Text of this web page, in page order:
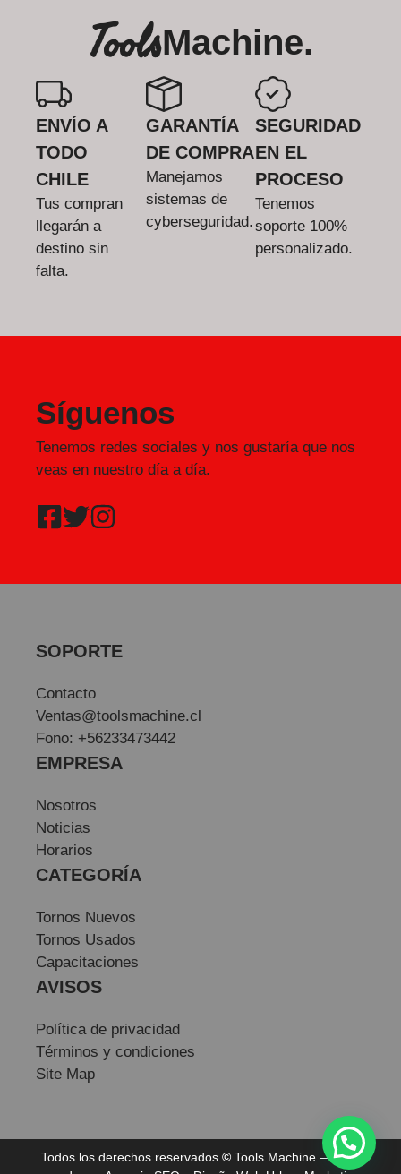
ToolsMachine.
ENVÍO A
TODO
CHILE
Tus compran
llegarán a
destino sin
falta.
GARANTÍA
DE COMPRA
Manejamos
sistemas de
cyberseguridad.
SEGURIDAD
EN EL
PROCESO
Tenemos
soporte 100%
personalizado.
Síguenos
Tenemos redes sociales y nos gustaría que nos
veas en nuestro día a día.
SOPORTE
Contacto
Ventas@toolsmachine.cl
Fono: +56233473442
EMPRESA
Nosotros
Noticias
Horarios
CATEGORÍA
Tornos Nuevos
Tornos Usados
Capacitaciones
AVISOS
Política de privacidad
Términos y condiciones
Site Map
Todos los derechos reservados © Tools Machine — Sitio